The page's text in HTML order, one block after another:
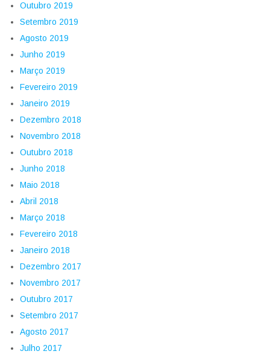
Outubro 2019
Setembro 2019
Agosto 2019
Junho 2019
Março 2019
Fevereiro 2019
Janeiro 2019
Dezembro 2018
Novembro 2018
Outubro 2018
Junho 2018
Maio 2018
Abril 2018
Março 2018
Fevereiro 2018
Janeiro 2018
Dezembro 2017
Novembro 2017
Outubro 2017
Setembro 2017
Agosto 2017
Julho 2017